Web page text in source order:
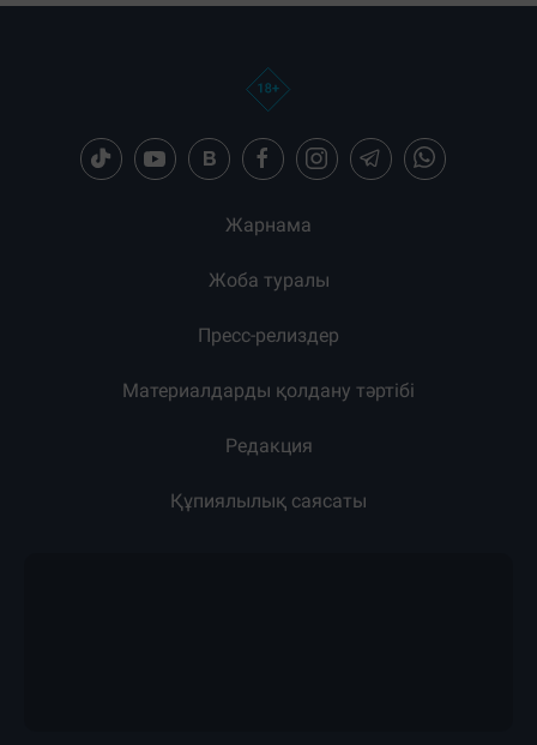
Жарнама
Жоба туралы
Пресс-релиздер
Материалдарды қолдану тәртібі
Редакция
Құпиялылық саясаты